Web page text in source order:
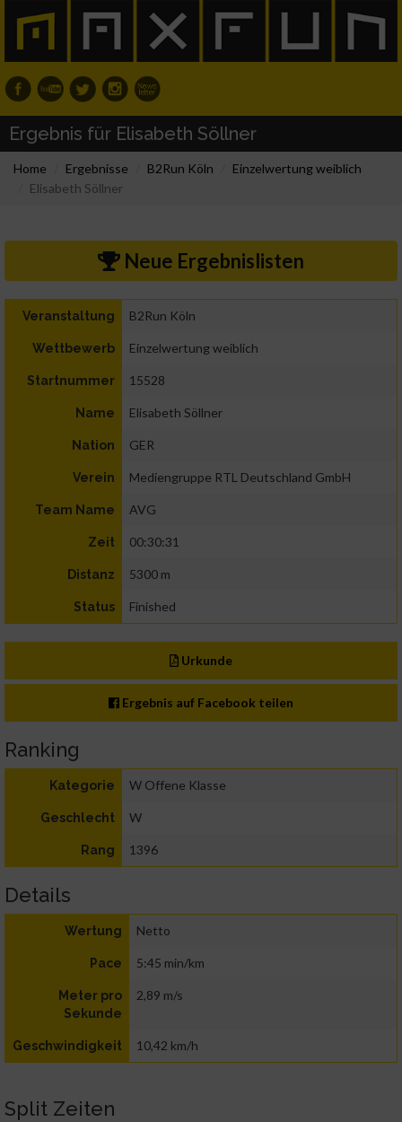
Ergebnis für Elisabeth Söllner
Home Ergebnisse B2Run Köln
Einzelwertung weiblich
Elisabeth Söllner
Neue Ergebnislisten
Veranstaltung B2Run Köln
Wettbewerb Einzelwertung weiblich
Startnummer 15528
Name Elisabeth Söllner
Nation GER
Verein Mediengruppe RTL Deutschland GmbH
Team Name AVG
Zeit 00:30:31
Distanz 5300 m
Status Finished
Urkunde
Ergebnis auf Facebook teilen
Ranking
Kategorie W Offene Klasse
Geschlecht W
Rang 1396
Details
Wertung Netto
Pace 5:45 min/km
Meter pro
Sekunde
2,89 m/s
Geschwindigkeit 10,42 km/h
Split Zeiten